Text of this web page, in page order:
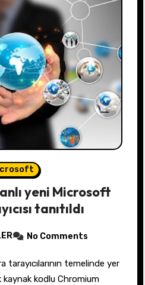
yeni Microsoft
tanıtıldı
No Comments
kaynak kodlu Chromium